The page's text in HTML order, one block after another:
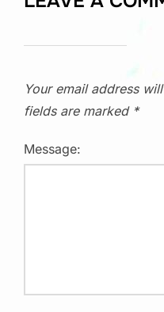
Your email address
fields are marked *
Message: